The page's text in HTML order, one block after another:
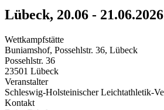
Lübeck, 20.06 - 21.06.2026
Wettkampfstätte
Buniamshof, Possehlstr. 36, Lübeck
Possehlstr. 36
23501 Lübeck
Veranstalter
Schleswig-Holsteinischer Leichtathletik-
Kontakt